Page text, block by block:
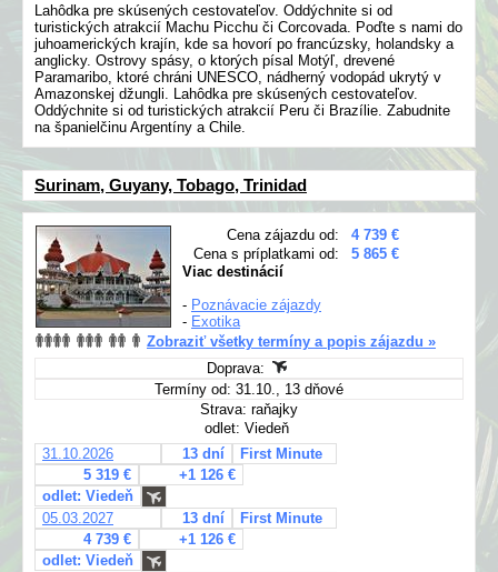
Lahôdka pre skúsených cestovateľov. Oddýchnite si od
turistických atrakcií Machu Picchu či Corcovada. Poďte s nami do
juhoamerických krajín, kde sa hovorí po francúzsky, holandsky a
anglicky. Ostrovy spásy, o ktorých písal Motýľ, drevené
Paramaribo, ktoré chráni UNESCO, nádherný vodopád ukrytý v
Amazonskej džungli. Lahôdka pre skúsených cestovateľov.
Oddýchnite si od turistických atrakcií Peru či Brazílie. Zabudnite
na španielčinu Argentíny a Chile.
Surinam, Guyany, Tobago, Trinidad
Cena zájazdu od:
4 739 €
Cena s príplatkami od:
5 865 €
Viac destinácií
- Poznávacie zájazdy
- Exotika
Zobraziť všetky termíny a popis zájazdu »
Doprava:
Termíny od: 31.10., 13 dňové
Strava: raňajky
odlet: Viedeň
31.10.2026
13 dní
First Minute
5 319 €
+1 126 €
odlet: Viedeň
05.03.2027
13 dní
First Minute
4 739 €
+1 126 €
odlet: Viedeň